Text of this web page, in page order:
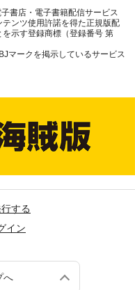
書店・電子書籍配信サービス
ンツ使用許諾を得た正規版配
示す登録商標（登録番号 第
マークを掲示しているサービス
する
イン
へ